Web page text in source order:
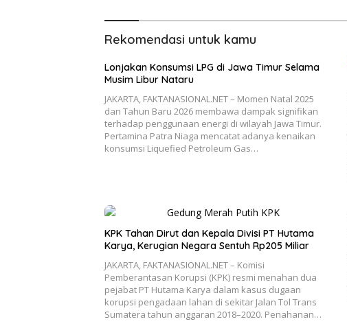
Rekomendasi untuk kamu
Lonjakan Konsumsi LPG di Jawa Timur Selama
Musim Libur Nataru
JAKARTA, FAKTANASIONAL.NET – Momen Natal 2025
dan Tahun Baru 2026 membawa dampak signifikan
terhadap penggunaan energi di wilayah Jawa Timur.
Pertamina Patra Niaga mencatat adanya kenaikan
konsumsi Liquefied Petroleum Gas…
KPK Tahan Dirut dan Kepala Divisi PT Hutama
Karya, Kerugian Negara Sentuh Rp205 Miliar
JAKARTA, FAKTANASIONAL.NET – Komisi
Pemberantasan Korupsi (KPK) resmi menahan dua
pejabat PT Hutama Karya dalam kasus dugaan
korupsi pengadaan lahan di sekitar Jalan Tol Trans
Sumatera tahun anggaran 2018–2020. Penahanan…